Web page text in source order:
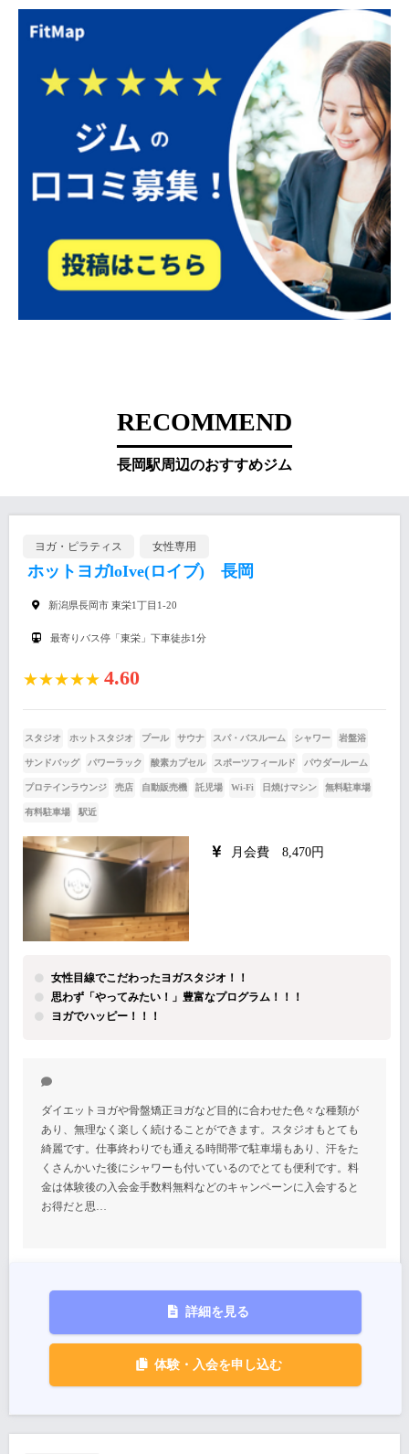
RECOMMEND
長岡駅周辺のおすすめジム
ヨガ・ピラティス 女性専用
ホットヨガloIve(ロイブ) 長岡
新潟県長岡市 東栄1丁目1-20
最寄りバス停「東栄」下車徒歩1分
★★★★★ 4.60
スタジオ ホットスタジオ プール サウナ スパ・バスルーム シャワー 岩盤浴
サンドバッグ パワーラック 酸素カプセル スポーツフィールド パウダールーム
プロテインラウンジ 売店 自動販売機 託児場 Wi-Fi 日焼けマシン 無料駐車場
有料駐車場 駅近
月会費 8,470円
女性目線でこだわったヨガスタジオ！！
思わず「やってみたい！」豊富なプログラム！！！
ヨガでハッピー！！！
ダイエットヨガや骨盤矯正ヨガなど目的に合わせた色々な種類が
あり、無理なく楽しく続けることができます。スタジオもとても
綺麗です。仕事終わりでも通える時間帯で駐車場もあり、汗をた
くさんかいた後にシャワーも付いているのでとても便利です。料
金は体験後の入会金手数料無料などのキャンペーンに入会すると
お得だと思…
詳細を見る
体験・入会を申し込む